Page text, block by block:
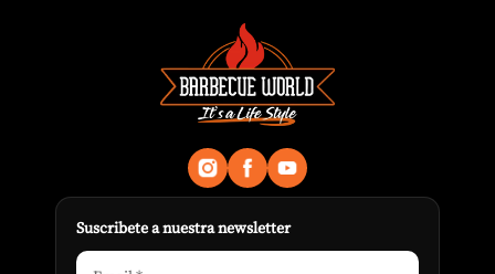
Suscribete a nuestra newsletter